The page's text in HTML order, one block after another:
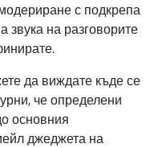
с подкрепа
звука на разговорите
да виждате къде се
че определени
основния
джеджета на